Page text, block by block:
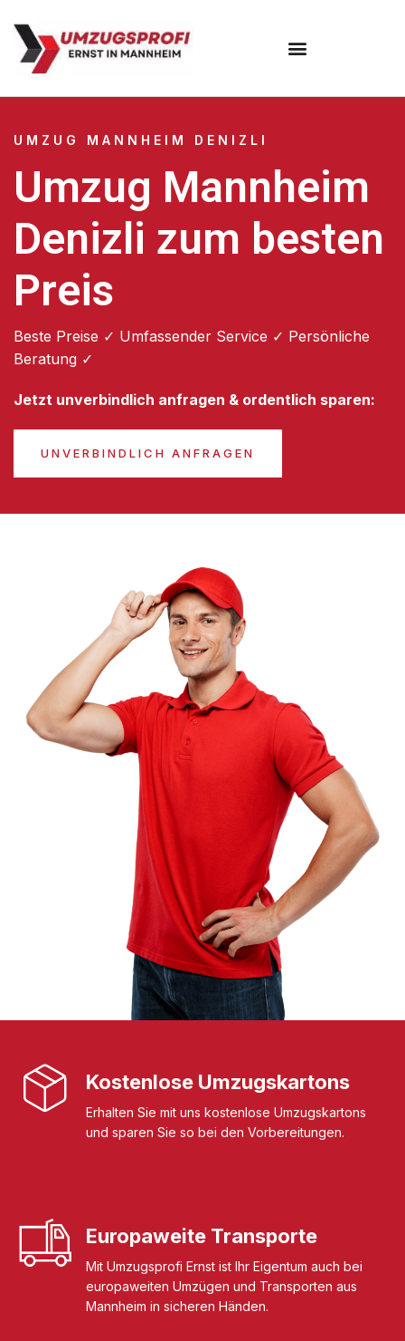
UMZUG MANNHEIM DENIZLI
Umzug Mannheim
Denizli zum besten
Preis
Beste Preise ✓ Umfassender Service ✓ Persönliche
Beratung ✓
Jetzt unverbindlich anfragen & ordentlich sparen:
UNVERBINDLICH ANFRAGEN
Kostenlose Umzugskartons
Erhalten Sie mit uns kostenlose Umzugskartons
und sparen Sie so bei den Vorbereitungen.
Europaweite Transporte
Mit Umzugsprofi Ernst ist Ihr Eigentum auch bei
europaweiten Umzügen und Transporten aus
Mannheim in sicheren Händen.